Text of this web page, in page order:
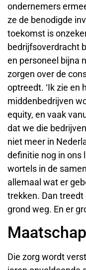
ondernemers
ze de benodigde
toekomst is
bedrijfsoverdracht
en personeel bijna
zorgen over de
optreedt. ‘Ik zie en
middenbedrijven
equity, en vaak
dat we die
niet meer in
definitie nog in ons
wortels in de
allemaal wat er
trekken. Dan
grond weg. En er
Die zorg wordt